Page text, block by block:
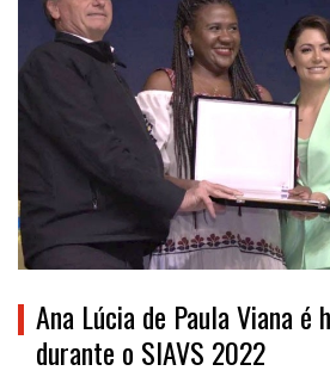
Ana Lúcia de Paula Viana é
durante o SIAVS 2022